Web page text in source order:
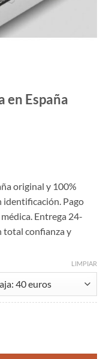
en España
original y 100%
identificación. Pago
Entrega 24-
total confianza y
LIMPIAR